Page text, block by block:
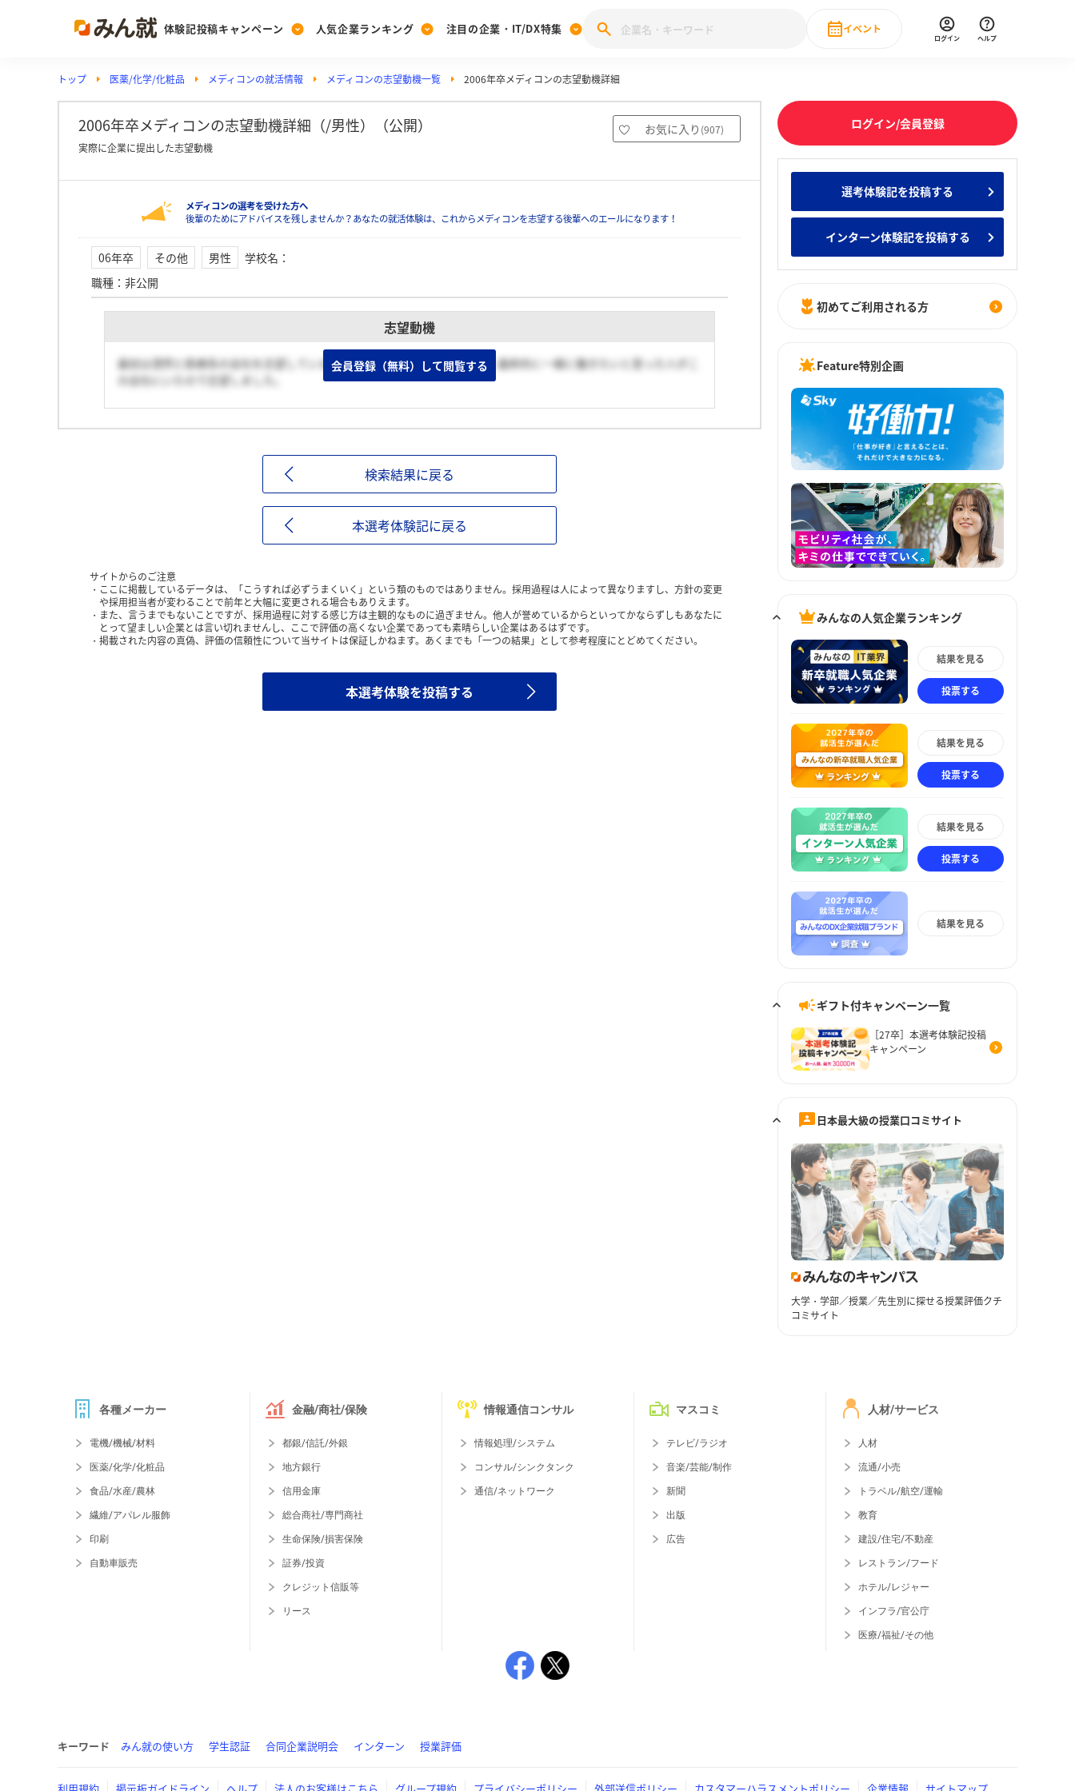
体験記投稿キャンペーン
Post
投稿する
[27卒] 本選考体験記投稿キャンペーン
人気企業ランキング
Ranking
ランキングを見る
Vote
投票する
みんなの新卒就職人気企業ランキング みんなのインターン人気企業ランキ
注目の企業・IT/DX特集
PickUp
注目の企業特集
28卒 IT・DX現場社員インタビュー
イベント
直近のイベント一覧
ログイン ヘルプ
トップ 医薬/化学/化粧品 メディコンの就活情報 メディコンの志望動機一覧 2006年卒メディコンの志望動機詳細
2006年卒メディコンの志望動機詳細（/男性）（公開） お気に入り (907)
実際に企業に提出した志望動機
メディコンの選考を受けた方へ
後輩のためにアドバイスを残しませんか？あなたの就活体験は、これからメディコンを志望する後輩へのエールになります！
06年卒 その他 男性 学校名 ：
職種 ： 非公開
志望動機
最初は漠然と医療系の会社を志望していましてメディコンに行きましたが、最終的に一緒に働きたいと思った人がこ
の会社にいたので志望しました。
会員登録（無料）して閲覧する
検索結果に戻る
本選考体験記に戻る
サイトからのご注意
ここに掲載しているデータは、「こうすれば必ずうまくいく」という類のものではありません。採用過程は人によって異なりますし、方針の変更
や採用担当者が変わることで前年と大幅に変更される場合もありえます。
また、言うまでもないことですが、採用過程に対する感じ方は主観的なものに過ぎません。他人が誉めているからといってかならずしもあなたに
とって望ましい企業とは言い切れませんし、ここで評価の高くない企業であっても素晴らしい企業はあるはずです。
掲載された内容の真偽、評価の信頼性について当サイトは保証しかねます。あくまでも「一つの結果」として参考程度にとどめてください。
本選考体験を投稿する
ログイン/会員登録
選考体験記を投稿する
インターン体験記を投稿する
初めてご利用される方
Feature特別企画
みんなの人気企業ランキング
結果を見る
投票する
結果を見る
投票する
結果を見る
投票する
結果を見る
ギフト付キャンペーン一覧
［27卒］本選考体験記投稿
キャンペーン
日本最大級の授業口コミサイト
大学・学部／授業／先生別に探せる授業評価クチ
コミサイト
各種メーカー
電機/機械/材料
医薬/化学/化粧品
食品/水産/農林
繊維/アパレル服飾
印刷
自動車販売
金融/商社/保険
都銀/信託/外銀
地方銀行
信用金庫
総合商社/専門商社
生命保険/損害保険
証券/投資
クレジット信販等
リース
情報通信コンサル
情報処理/システム
コンサル/シンクタンク
通信/ネットワーク
マスコミ
テレビ/ラジオ
音楽/芸能/制作
新聞
出版
広告
人材/サービス
人材
流通/小売
トラベル/航空/運輸
教育
建設/住宅/不動産
レストラン/フード
ホテル/レジャー
インフラ/官公庁
医療/福祉/その他
キーワード みん就の使い方 学生認証 合同企業説明会 インターン 授業評価